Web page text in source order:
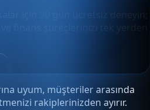
için 30 gün ücretsiz deneyin;
finans süreçlerinizi tek yerden
uyum, müşteriler arasında
rakiplerinizden ayırır.